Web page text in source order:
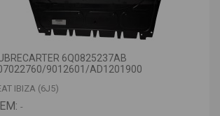
6Q0825237AB
9012601/AD1201900
IBIZA (6J5)
-